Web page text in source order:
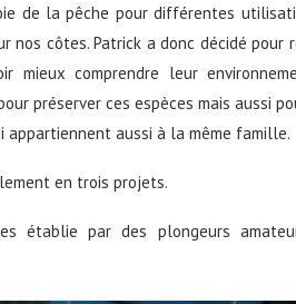
de la pêche pour différentes
nos côtes. Patrick a donc décidé pour
mieux comprendre leur
préserver ces espèces mais aussi
appartiennent aussi à la même famille.
en trois projets.
établie par des plongeurs